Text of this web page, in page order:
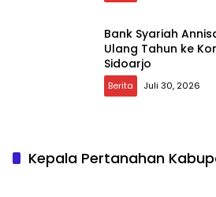
Bank Syariah
Ulang Tahun ke
Sidoarjo
Berita Juli 30, 2026
Kepala Pertanahan